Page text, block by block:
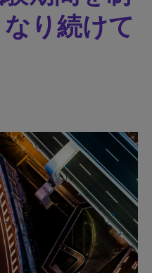
り続けて